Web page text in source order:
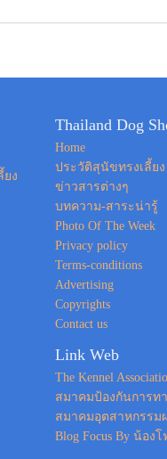
ง
Thailand Dog
Home
ประวัติสุนัขทรงเลี้ยง
ข่าวสารต่างๆ
บทความ-สาระน่ารู้
Photo Of The Week
Privacy policy
Terms-conditions
Advertising
Copyrights
Contact us
Link Web
The Kennel
สมาคมป้องกันการท
สมาคมอุตสาหกรรม
Blog Focus By น้อง